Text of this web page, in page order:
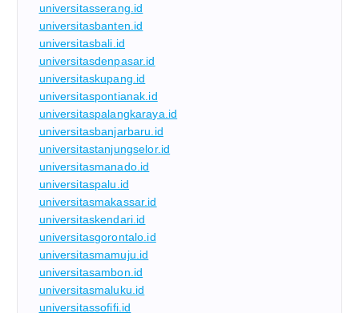
universitasserang.id
universitasbanten.id
universitasbali.id
universitasdenpasar.id
universitaskupang.id
universitaspontianak.id
universitaspalangkaraya.id
universitasbanjarbaru.id
universitastanjungselor.id
universitasmanado.id
universitaspalu.id
universitasmakassar.id
universitaskendari.id
universitasgorontalo.id
universitasmamuju.id
universitasambon.id
universitasmaluku.id
universitassofifi.id